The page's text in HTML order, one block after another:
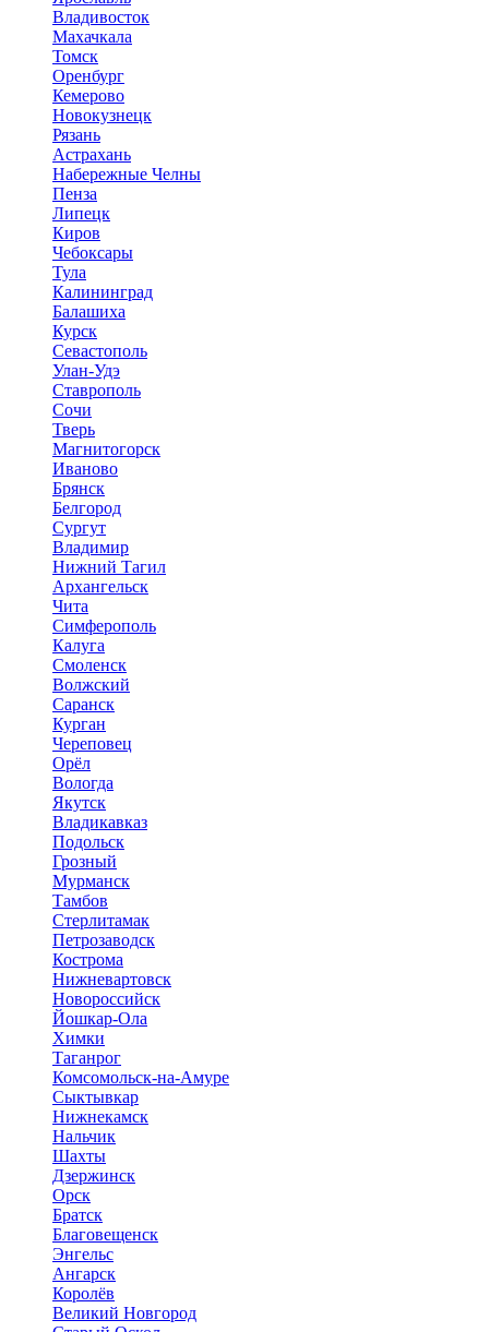
Владивосток
Махачкала
Томск
Оренбург
Кемерово
Новокузнецк
Рязань
Астрахань
Набережные Челны
Пенза
Липецк
Киров
Чебоксары
Тула
Калининград
Балашиха
Курск
Севастополь
Улан-Удэ
Ставрополь
Сочи
Тверь
Магнитогорск
Иваново
Брянск
Белгород
Сургут
Владимир
Нижний Тагил
Архангельск
Чита
Симферополь
Калуга
Смоленск
Волжский
Саранск
Курган
Череповец
Орёл
Вологда
Якутск
Владикавказ
Подольск
Грозный
Мурманск
Тамбов
Стерлитамак
Петрозаводск
Кострома
Нижневартовск
Новороссийск
Йошкар-Ола
Химки
Таганрог
Комсомольск-на-Амуре
Сыктывкар
Нижнекамск
Нальчик
Шахты
Дзержинск
Орск
Братск
Благовещенск
Энгельс
Ангарск
Королёв
Великий Новгород